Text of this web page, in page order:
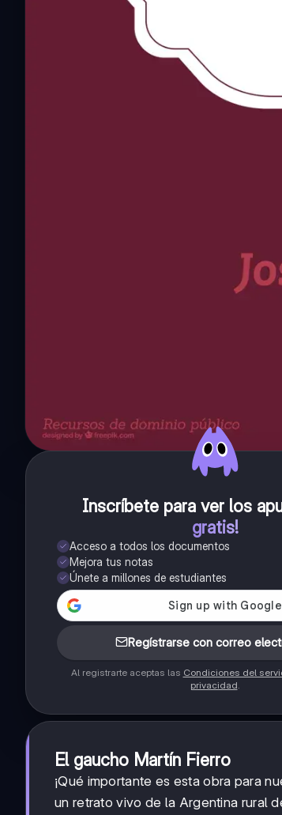
Inscríbete para ver los
gratis!
Acceso a todos los documentos
Mejora tus notas
Únete a millones de estudiantes
Regístrarse con correo
Al registrarte aceptas las Condiciones del
privacidad.
El gaucho Martín Fierro
¡Qué importante es esta obra para
un retrato vivo de la Argentina rural